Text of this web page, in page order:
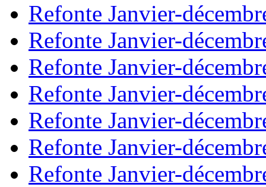
Refonte Janvier-
Refonte Janvier-
Refonte Janvier-
Refonte Janvier-
Refonte Janvier-
Refonte Janvier-
Refonte Janvier-